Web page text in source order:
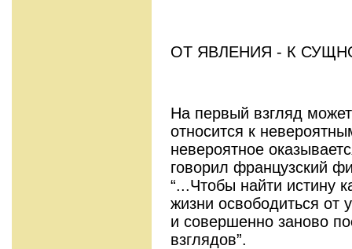
ОТ ЯВЛЕНИЯ - К
На первый взгляд
относится к
невероятное
говорил французский
“...Чтобы найти истину
жизни освободиться от
и совершенно заново
взглядов”.